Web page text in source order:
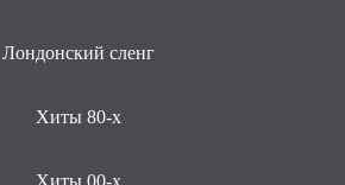
Лондонский сленг
Хиты 80-х
Хиты 00-х